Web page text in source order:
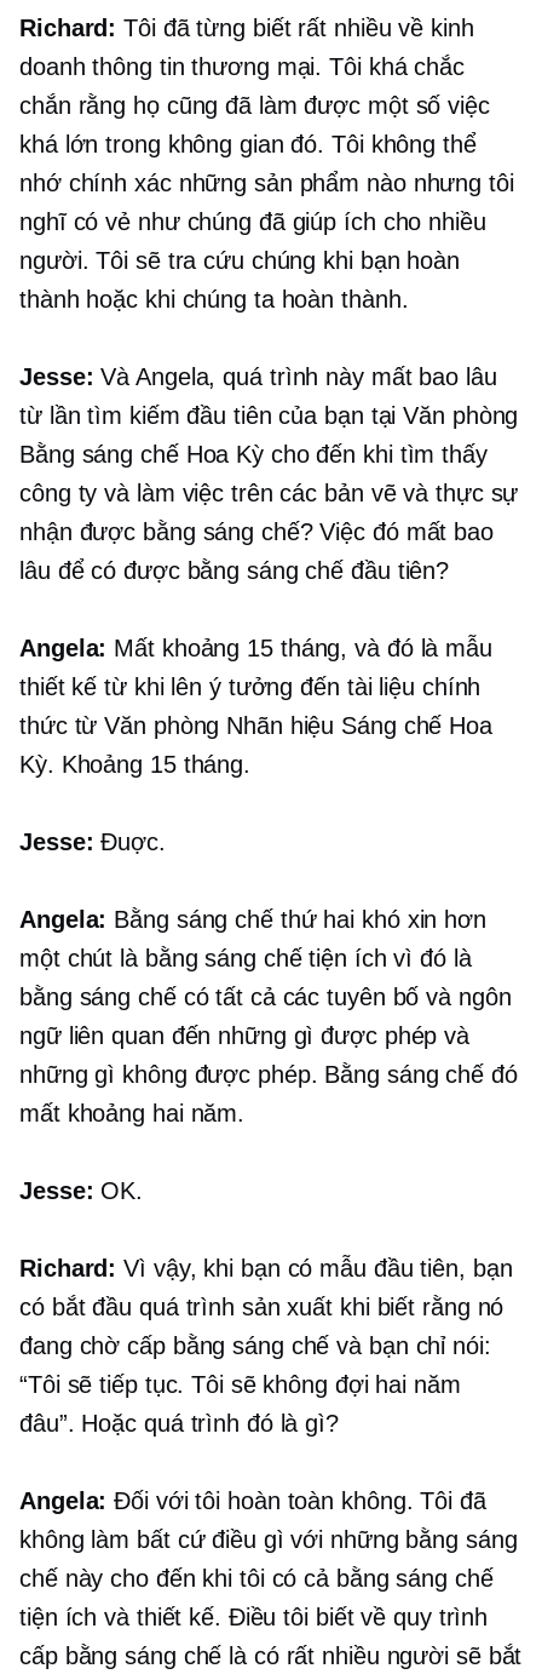
Richard: Tôi đã từng biết rất nhiều về kinh
doanh thông tin thương mại. Tôi khá chắc
chắn rằng họ cũng đã làm được một số việc
khá lớn trong không gian đó. Tôi không thể
nhớ chính xác những sản phẩm nào nhưng tôi
nghĩ có vẻ như chúng đã giúp ích cho nhiều
người. Tôi sẽ tra cứu chúng khi bạn hoàn
thành hoặc khi chúng ta hoàn thành.
Jesse: Và Angela, quá trình này mất bao lâu
từ lần tìm kiếm đầu tiên của bạn tại Văn phòng
Bằng sáng chế Hoa Kỳ cho đến khi tìm thấy
công ty và làm việc trên các bản vẽ và thực sự
nhận được bằng sáng chế? Việc đó mất bao
lâu để có được bằng sáng chế đầu tiên?
Angela: Mất khoảng 15 tháng, và đó là mẫu
thiết kế từ khi lên ý tưởng đến tài liệu chính
thức từ Văn phòng Nhãn hiệu Sáng chế Hoa
Kỳ. Khoảng 15 tháng.
Jesse: Đuợc.
Angela: Bằng sáng chế thứ hai khó xin hơn
một chút là bằng sáng chế tiện ích vì đó là
bằng sáng chế có tất cả các tuyên bố và ngôn
ngữ liên quan đến những gì được phép và
những gì không được phép. Bằng sáng chế đó
mất khoảng hai năm.
Jesse: OK.
Richard: Vì vậy, khi bạn có mẫu đầu tiên, bạn
có bắt đầu quá trình sản xuất khi biết rằng nó
đang chờ cấp bằng sáng chế và bạn chỉ nói:
“Tôi sẽ tiếp tục. Tôi sẽ không đợi hai năm
đâu”. Hoặc quá trình đó là gì?
Angela: Đối với tôi hoàn toàn không. Tôi đã
không làm bất cứ điều gì với những bằng sáng
chế này cho đến khi tôi có cả bằng sáng chế
tiện ích và thiết kế. Điều tôi biết về quy trình
cấp bằng sáng chế là có rất nhiều người sẽ bắt